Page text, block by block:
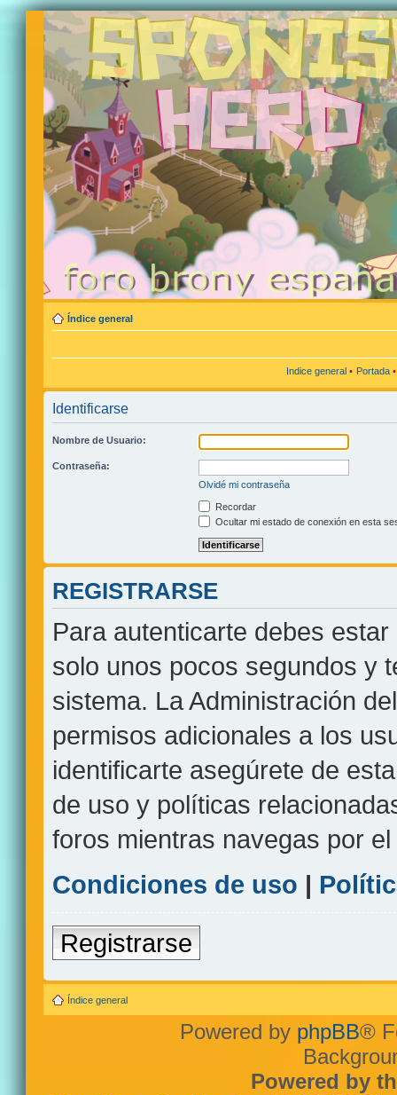
Índice general
Indice general • Portada
Identificarse
Nombre de Usuario:
Contraseña:
Olvidé mi contraseña
Recordar
Ocultar mi estado de conexión en esta
REGISTRARSE
Para autenticarte debes
solo unos pocos segundos y
sistema. La Administración
permisos adicionales a los
identificarte asegúrete de
de uso y políticas
foros mientras navegas por el
Condiciones de uso |
Registrarse
Índice general
Powered by phpBB®
Powered by